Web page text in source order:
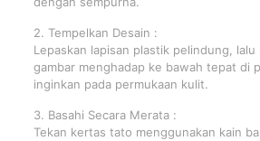
2. Tempelkan Desain :
Lepaskan lapisan plastik pelindung, lalu
gambar menghadap ke bawah tepat di
inginkan pada permukaan kulit.
3. Basahi Secara Merata :
Tekan kertas tato menggunakan kain